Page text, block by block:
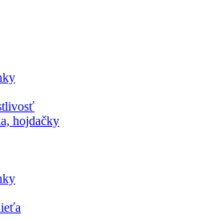
hojdačky